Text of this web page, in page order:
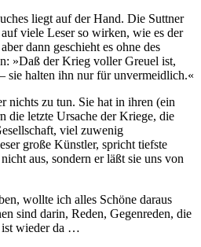
liegt auf der Hand. Die Suttner
viele Leser so wirken, wie es der
dann geschieht es ohne des
»Daß der Krieg voller Greuel ist,
sie halten ihn nur für unvermeidlich.«
nichts zu tun. Sie hat in ihren (ein
die letzte Ursache der Kriege, die
viel zuwenig
große Künstler, spricht tiefste
aus, sondern er läßt sie uns von
wollte ich alles Schöne daraus
sind darin, Reden, Gegenreden, die
ist wieder da …